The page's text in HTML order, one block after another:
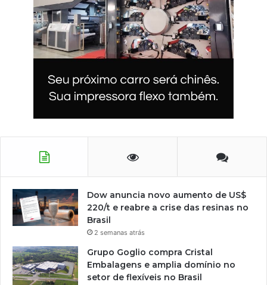
Dow anuncia novo aumento de US$
220/t e reabre a crise das resinas no
Brasil
2 semanas atrás
Grupo Goglio compra Cristal
Embalagens e amplia domínio no
setor de flexíveis no Brasil